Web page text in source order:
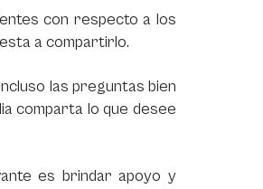
con respecto a los
a compartirlo.
las preguntas bien
comparta lo que desee
es brindar apoyo y